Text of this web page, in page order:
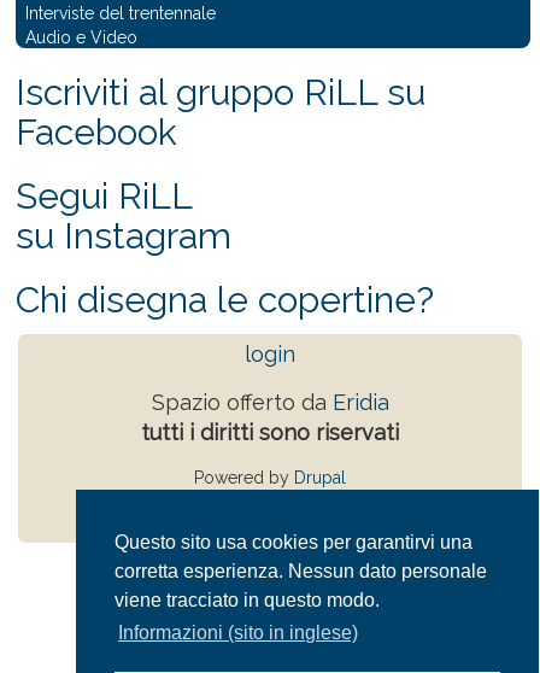
Questo sito usa cookies per garantirvi una
corretta esperienza. Nessun dato personale
viene tracciato in questo modo.
Informazioni (sito in inglese)
Interviste del trentennale
Audio e Video
Iscriviti al gruppo RiLL su
Facebook
Segui RiLL
su Instagram
Chi disegna le copertine?
login
Spazio offerto da Eridia
tutti i diritti sono riservati
Powered by Drupal